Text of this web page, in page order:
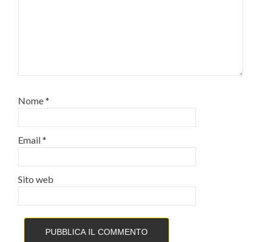
Nome*
Email*
Sito web